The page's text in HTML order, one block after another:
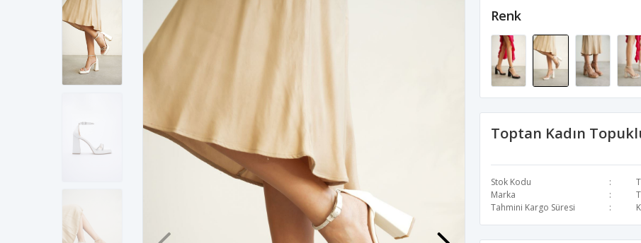
Toptan Kadın
Stok Kodu
Marka
Tahmini Kargo Süresi
Renk